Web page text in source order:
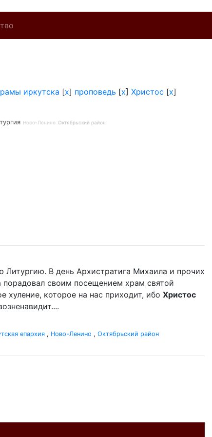
иркутска [x] проповедь [x] Христос [x]
Ново-Ленино Октябрьский район
В день Архистратига Михаила и прочих
своим посещением храм святой
хуление, которое на нас приходит, ибо Христос
епархия , Ново-Ленино , Октябрьский район